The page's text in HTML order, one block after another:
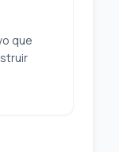
que